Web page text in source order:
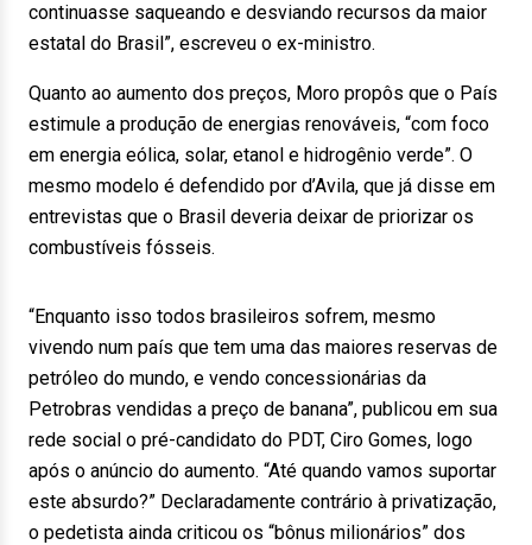
continuasse saqueando e desviando recursos da maior
estatal do Brasil”, escreveu o ex-ministro.
Quanto ao aumento dos preços, Moro propôs que o País
estimule a produção de energias renováveis, “com foco
em energia eólica, solar, etanol e hidrogênio verde”. O
mesmo modelo é defendido por d’Avila, que já disse em
entrevistas que o Brasil deveria deixar de priorizar os
combustíveis fósseis.
“Enquanto isso todos brasileiros sofrem, mesmo
vivendo num país que tem uma das maiores reservas de
petróleo do mundo, e vendo concessionárias da
Petrobras vendidas a preço de banana”, publicou em sua
rede social o pré-candidato do PDT, Ciro Gomes, logo
após o anúncio do aumento. “Até quando vamos suportar
este absurdo?” Declaradamente contrário à privatização,
o pedetista ainda criticou os “bônus milionários” dos